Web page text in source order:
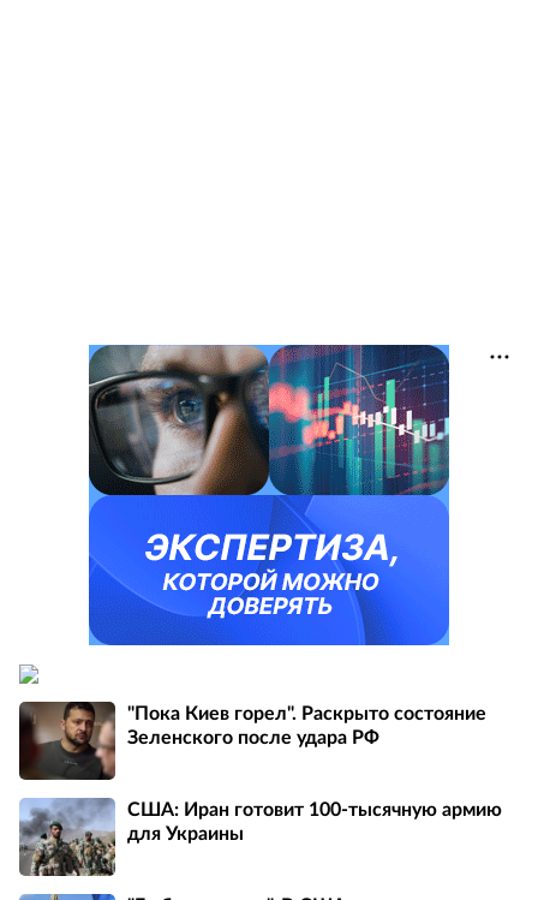
"Пока Киев горел". Раскрыто состояние
Зеленского после удара РФ
США: Иран готовит 100-тысячную армию
для Украины